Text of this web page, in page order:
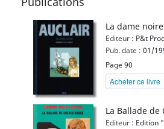
La dame noire
Editeur : P&t
Pub. date : 01/
Page 90
Acheter ce livre
La Ballade de
Editeur : Edition